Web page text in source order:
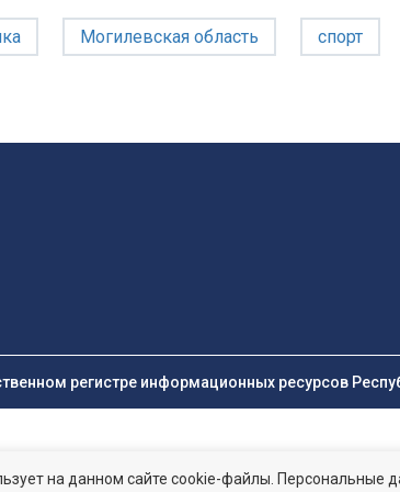
Могилевская область спорт
регистре информационных ресурсов
на данном сайте cookie-файлы. Персональные